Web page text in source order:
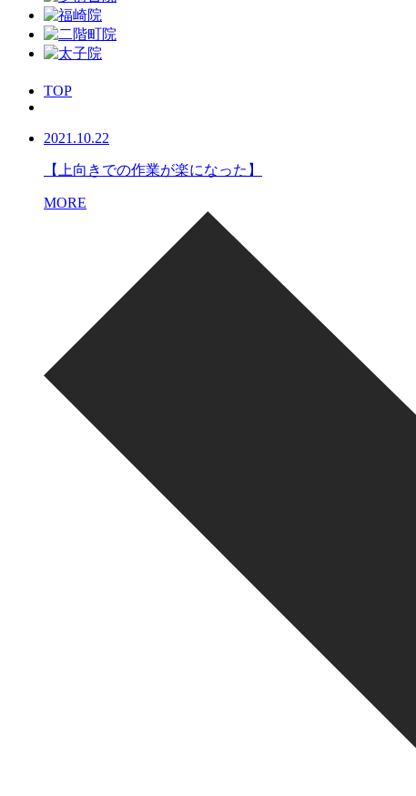
TOP
2021.10.22
【上向きでの作業が楽になった】
MORE